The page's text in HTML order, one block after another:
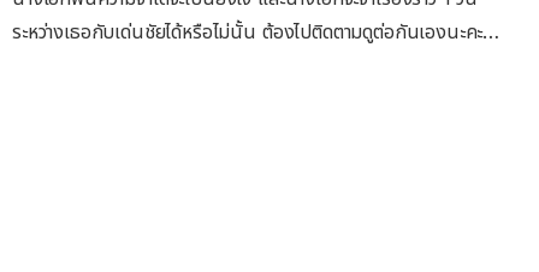
ระหว่างเธอกับเด่นชัยได้หรือไม่นั้น ต้องไปติดตามดูต่อกันเองนะคะ…